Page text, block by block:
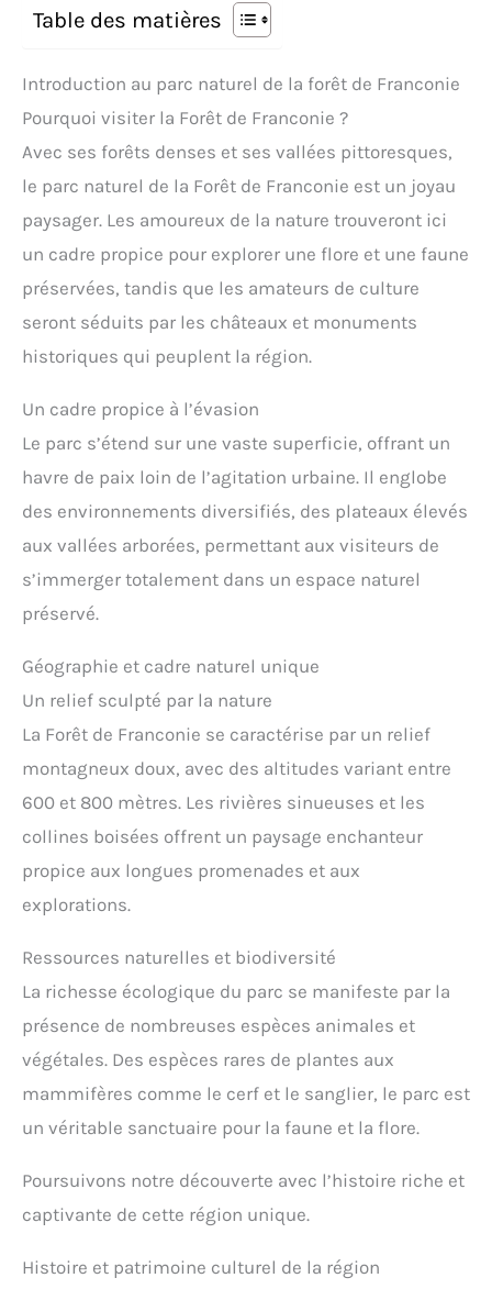
Table des matières
Introduction au parc naturel de la forêt de Franconie
Pourquoi visiter la Forêt de Franconie ?
Avec ses forêts denses et ses vallées pittoresques,
le parc naturel de la Forêt de Franconie est un joyau
paysager. Les amoureux de la nature trouveront ici
un cadre propice pour explorer une flore et une faune
préservées, tandis que les amateurs de culture
seront séduits par les châteaux et monuments
historiques qui peuplent la région.
Un cadre propice à l’évasion
Le parc s’étend sur une vaste superficie, offrant un
havre de paix loin de l’agitation urbaine. Il englobe
des environnements diversifiés, des plateaux élevés
aux vallées arborées, permettant aux visiteurs de
s’immerger totalement dans un espace naturel
préservé.
Géographie et cadre naturel unique
Un relief sculpté par la nature
La Forêt de Franconie se caractérise par un relief
montagneux doux, avec des altitudes variant entre
600 et 800 mètres. Les rivières sinueuses et les
collines boisées offrent un paysage enchanteur
propice aux longues promenades et aux
explorations.
Ressources naturelles et biodiversité
La richesse écologique du parc se manifeste par la
présence de nombreuses espèces animales et
végétales. Des espèces rares de plantes aux
mammifères comme le cerf et le sanglier, le parc est
un véritable sanctuaire pour la faune et la flore.
Poursuivons notre découverte avec l’histoire riche et
captivante de cette région unique.
Histoire et patrimoine culturel de la région